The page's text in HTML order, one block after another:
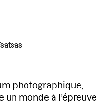
photographique,
un monde à l’épreuve